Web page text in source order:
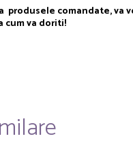
produsele comandate,
cum va doriti!